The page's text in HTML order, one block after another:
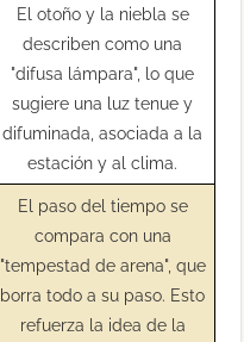
El otoño y la niebla se
describen como una
"difusa lámpara", lo que
sugiere una luz tenue y
difuminada, asociada a la
estación y al clima.
El paso del tiempo se
compara con una
"tempestad de arena", que
borra todo a su paso. Esto
refuerza la idea de la